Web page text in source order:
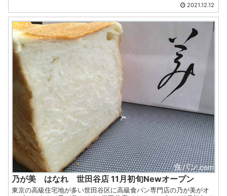
2021.12.12
乃が美
乃が美 はなれ 世田谷店 11月初旬Newオープン
東京の高級住宅地が多い世田谷区に高級食パン専門店の乃が美がオ